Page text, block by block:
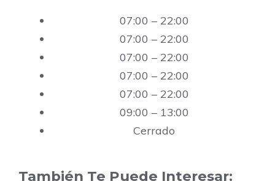
07:00 – 22:00
07:00 – 22:00
07:00 – 22:00
07:00 – 22:00
07:00 – 22:00
09:00 – 13:00
Cerrado
También Te Puede Interesar: